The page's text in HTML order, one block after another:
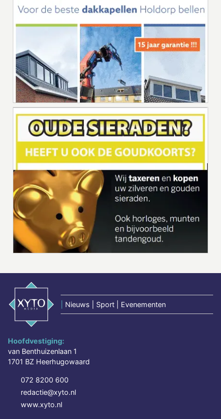
Nieuws | Sport | Evenementen
Hoofdvestiging:
van Benthuizenlaan 1
1701 BZ Heerhugowaard
072 8200 600
redactie@xyto.nl
www.xyto.nl